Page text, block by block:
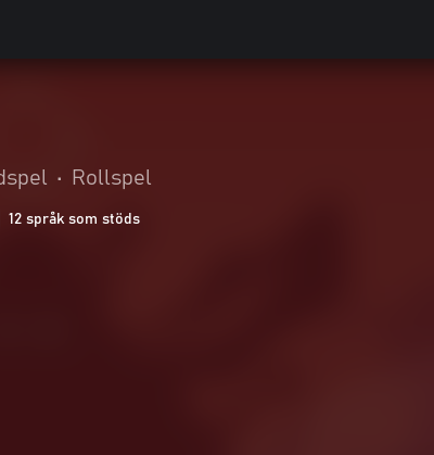
• Rollspel
12 språk som stöds